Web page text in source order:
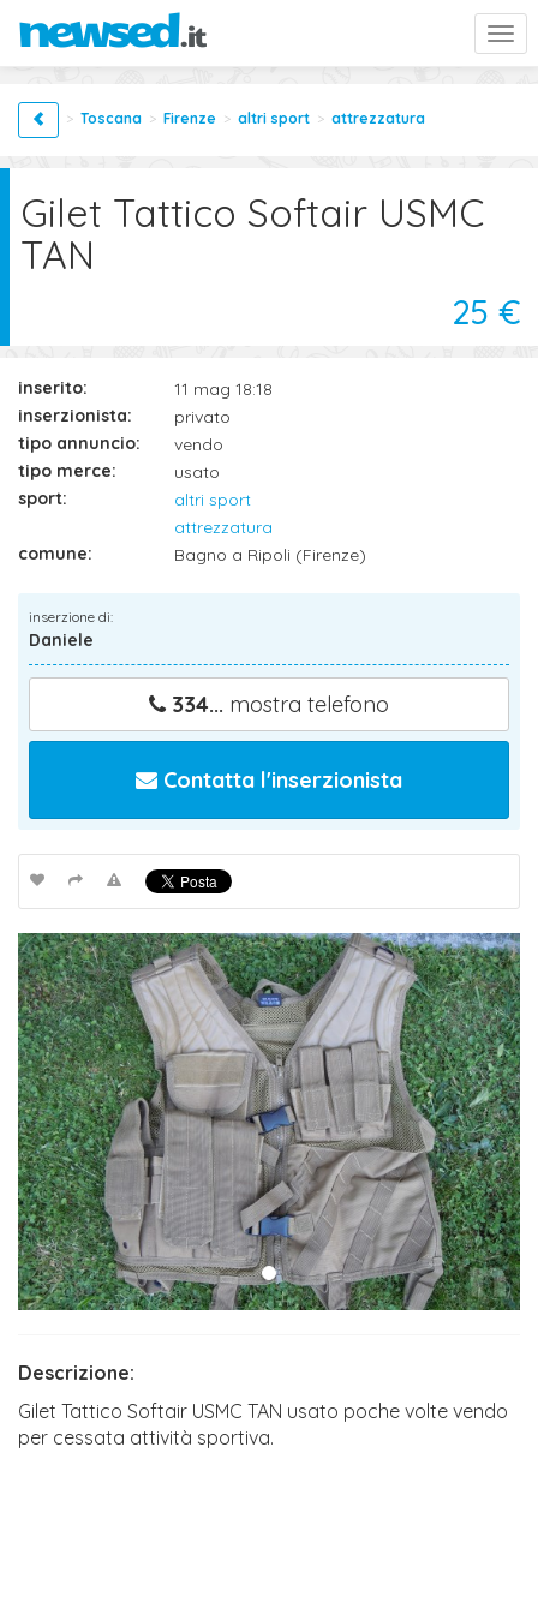
Toscana Firenze altri sport attrezzatura
Gilet Tattico Softair USMC
TAN
25 €
inserito:
11 mag 18:18
inserzionista:
privato
tipo annuncio:
vendo
tipo merce:
usato
sport:
altri sport
attrezzatura
comune:
Bagno a Ripoli (Firenze)
inserzione di:
Daniele
334... mostra telefono
Contatta l'inserzionista
Descrizione:
Gilet Tattico Softair USMC TAN usato poche volte vendo
per cessata attività sportiva.